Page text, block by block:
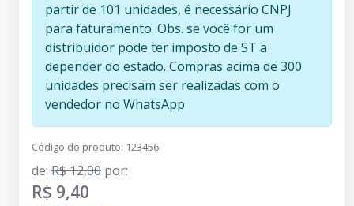
partir de 101 unidades, é necessário CNPJ
para faturamento. Obs. se você for um
distribuidor pode ter imposto de ST a
depender do estado. Compras acima de 300
unidades precisam ser realizadas com o
vendedor no WhatsApp
Código do produto: 123456
de: R$ 12,00 por:
R$ 9,40